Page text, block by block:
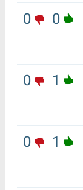
0
0
1
0
1
0